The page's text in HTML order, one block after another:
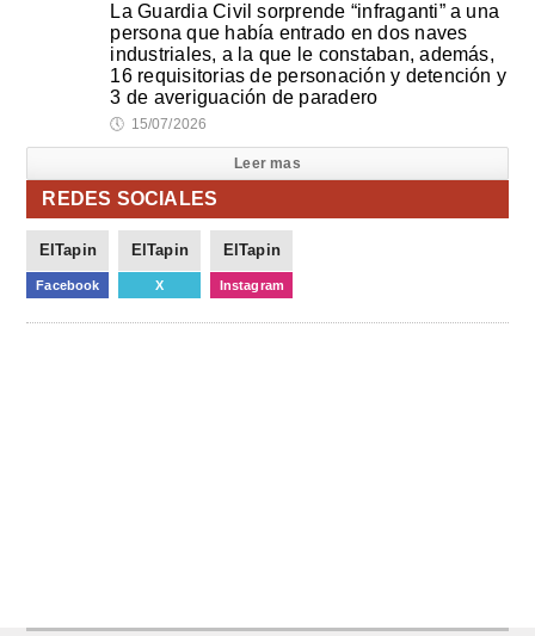
La Guardia Civil sorprende “infraganti” a una
persona que había entrado en dos naves
industriales, a la que le constaban, además,
16 requisitorias de personación y detención y
3 de averiguación de paradero
🕔 15/07/2026
Leer mas
REDES SOCIALES
ElTapin
Facebook
ElTapin
X
ElTapin
Instagram